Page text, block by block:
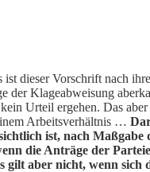
dieser Vorschrift nach
der Klageabweisung
Urteil ergehen. Das
Arbeitsverhältnis …
ist, nach Maßgabe
die Anträge der
aber nicht, wenn sich